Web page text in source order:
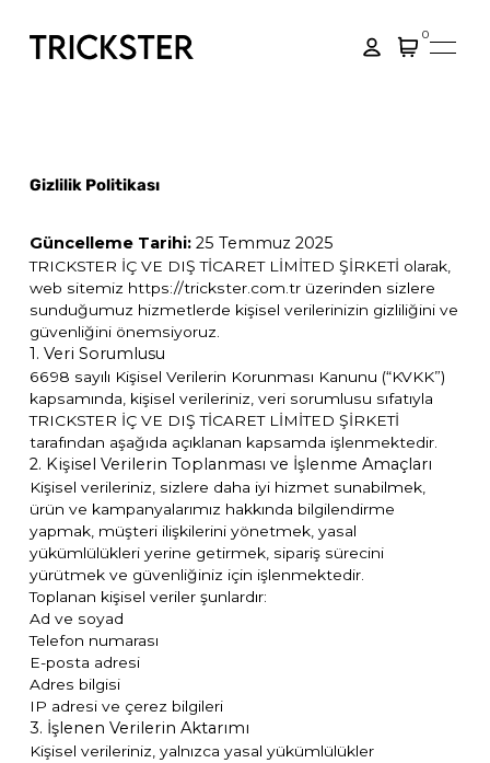
0
Gizlilik Politikası
Güncelleme Tarihi:25 Temmuz 2025
TRICKSTER İÇ VE DIŞ TİCARET LİMİTED ŞİRKETİ olarak,
web sitemiz https://trickster.com.trüzerinden sizlere
sunduğumuz hizmetlerde kişisel verilerinizin gizliliğini ve
güvenliğini önemsiyoruz.
1. Veri Sorumlusu
6698 sayılı Kişisel Verilerin Korunması Kanunu (“KVKK”)
kapsamında, kişisel verileriniz, veri sorumlusu sıfatıyla
TRICKSTER İÇ VE DIŞ TİCARET LİMİTED ŞİRKETİ
tarafından aşağıda açıklanan kapsamda işlenmektedir.
2. Kişisel Verilerin Toplanması ve İşlenme Amaçları
Kişisel verileriniz, sizlere daha iyi hizmet sunabilmek,
ürün ve kampanyalarımız hakkında bilgilendirme
yapmak, müşteri ilişkilerini yönetmek, yasal
yükümlülükleri yerine getirmek, sipariş sürecini
yürütmek ve güvenliğiniz için işlenmektedir.
Toplanan kişisel veriler şunlardır:
Ad ve soyad
Telefon numarası
E-posta adresi
Adres bilgisi
IP adresi ve çerez bilgileri
3. İşlenen Verilerin Aktarımı
Kişisel verileriniz, yalnızca yasal yükümlülükler